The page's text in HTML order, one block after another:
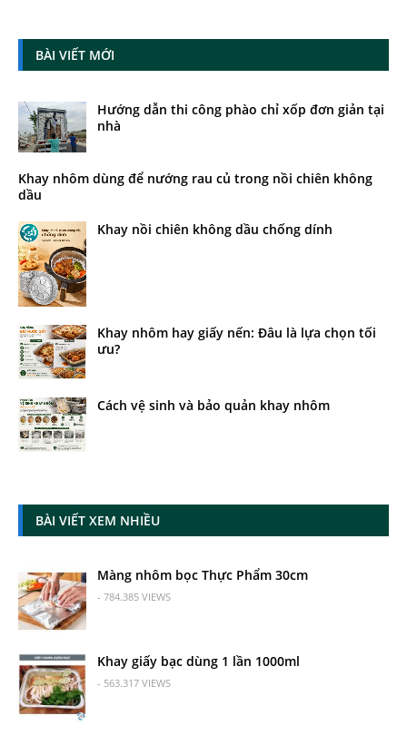
BÀI VIẾT MỚI
Hướng dẫn thi công phào chỉ xốp đơn giản tại
nhà
Khay nhôm dùng để nướng rau củ trong nồi chiên không
dầu
Khay nồi chiên không dầu chống dính
Khay nhôm hay giấy nến: Đâu là lựa chọn tối
ưu?
Cách vệ sinh và bảo quản khay nhôm
BÀI VIẾT XEM NHIỀU
Màng nhôm bọc Thực Phẩm 30cm
- 784.385 VIEWS
Khay giấy bạc dùng 1 lần 1000ml
- 563.317 VIEWS